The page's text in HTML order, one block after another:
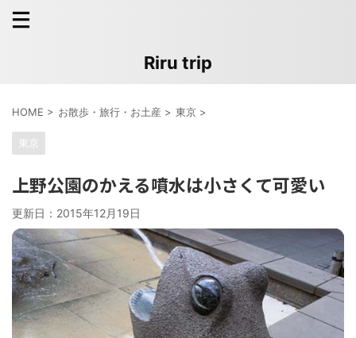
Riru trip
HOME > お散歩・旅行・お土産 > 東京 >
東京
上野公園のかえる噴水は小さくて可愛い
更新日： 2015年12月19日